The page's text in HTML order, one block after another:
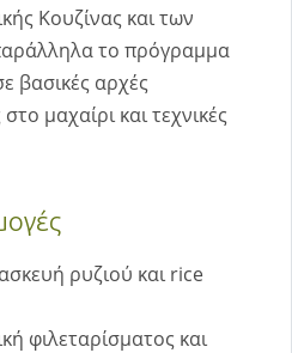
Κουζίνας και των
το πρόγραμμα
βασικές αρχές
μαχαίρι και τεχνικές
ρυζιού και rice
φιλεταρίσματος και